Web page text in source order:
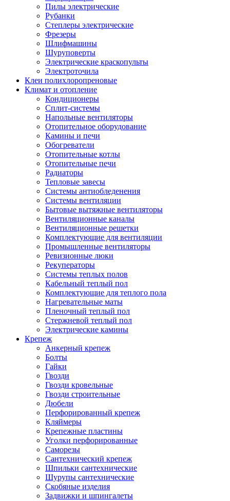
Пилы электрические
Рубанки
Степлеры электрические
Фрезеры
Шлифмашины
Шуруповерты
Электрические краскопульты
Электроточила
Клеи полихлоропреновые
Климат и отопление
Кондиционеры
Сплит-системы
Напольные вентиляторы
Отопительное оборудование
Камины и печи
Обогреватели
Отопительные котлы
Отопительные печи
Радиаторы
Тепловые завесы
Системы антиобледенения
Системы вентиляции
Бытовые вытяжные вентиляторы
Вентиляционные каналы
Вентиляционные решетки
Комплектующие для вентиляции
Промышленные вентиляторы
Ревизионные люки
Рекуператоры
Системы теплых полов
Кабельный теплый пол
Комплектующие для теплого пола
Нагревательные маты
Пленочный теплый пол
Стержневой теплый пол
Электрические камины
Крепеж
Анкерный крепеж
Болты
Гайки
Гвозди
Гвозди кровельные
Гвозди строительные
Дюбели
Перфорированный крепеж
Кляймеры
Крепежные пластины
Уголки перфорированные
Саморезы
Сантехнический крепеж
Шпильки сантехнические
Шурупы сантехнические
Скобяные изделия
Задвижки и шпингалеты